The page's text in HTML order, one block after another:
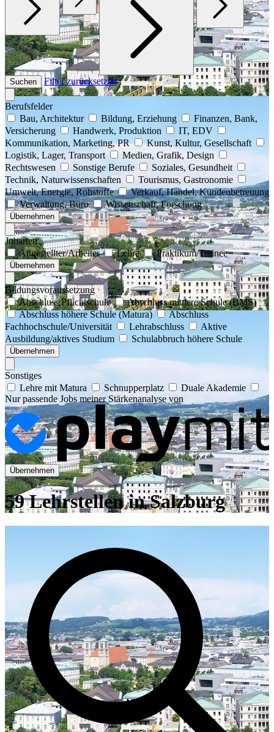
Suchen Filter zurücksetzen
Berufsfelder
Bau, Architektur
Bildung, Erziehung
Finanzen, Bank,
Versicherung
Handwerk, Produktion
IT, EDV
Kommunikation, Marketing, PR
Kunst, Kultur, Gesellschaft
Logistik, Lager, Transport
Medien, Grafik, Design
Rechtswesen
Sonstige Berufe
Soziales, Gesundheit
Technik, Naturwissenschaften
Tourismus, Gastronomie
Umwelt, Energie, Rohstoffe
Verkauf, Handel, Kundenbetreuung
Verwaltung, Büro
Wissenschaft, Forschung
Übernehmen
Jobarten
Angestellter/Arbeiter
Lehre Praktikum/Trainee
Übernehmen
Bildungsvoraussetzung
Abschluss Pflichtschule
Abschluss mittlere Schule (BMS)
Abschluss höhere Schule (Matura)
Abschluss
Fachhochschule/Universität
Lehrabschluss
Aktive
Ausbildung/aktives Studium
Schulabbruch höhere Schule
Übernehmen
Sonstiges
Lehre mit Matura
Schnupperplatz
Duale Akademie
Nur passende Jobs meiner Stärkenanalyse von
Übernehmen
59 Lehrstellen in Salzburg